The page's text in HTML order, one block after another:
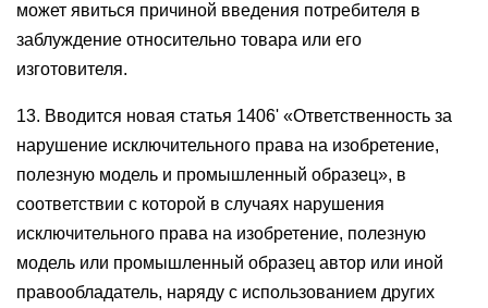
может явиться причиной введения потребителя в
заблуждение относительно товара или его
изготовителя.
13. Вводится новая статья 1406' «Ответственность за
нарушение исключительного права на изобретение,
полезную модель и промышленный образец», в
соответствии с которой в случаях нарушения
исключительного права на изобретение, полезную
модель или промышленный образец автор или иной
правообладатель, наряду с использованием других